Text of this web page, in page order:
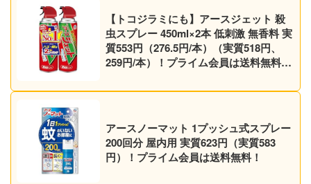
【トコジラミにも】アースジェット 殺
虫スプレー 450ml×2本 低刺激 無香料 実
質553円（276.5円/本）（実質518円、
259円/本）！プライム会員は送料無料！
アースノーマット 1プッシュ式スプレー
200回分 屋内用 実質623円（実質583
円）！プライム会員は送料無料！